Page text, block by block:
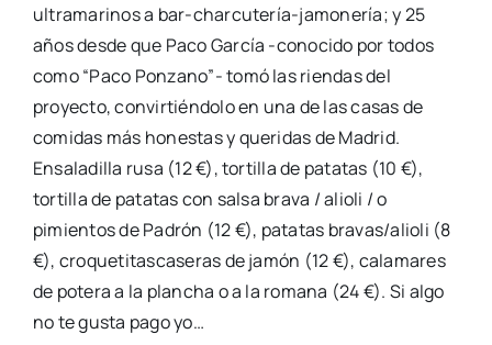
ultramarinos a bar-charcutería-jamonería; y 25
años desde que Paco García -conocido por todos
como “Paco Ponzano”- tomó las riendas del
proyecto, convirtiéndolo en una de las casas de
comidas más honestas y queridas de Madrid.
Ensaladilla rusa (12 €), tortilla de patatas (10 €),
tortilla de patatas con salsa brava / alioli / o
pimientos de Padrón (12 €), patatas bravas/alioli (8
€), croquetitascaseras de jamón (12 €), calamares
de potera a la plancha o a la romana (24 €). Si algo
no te gusta pago yo…